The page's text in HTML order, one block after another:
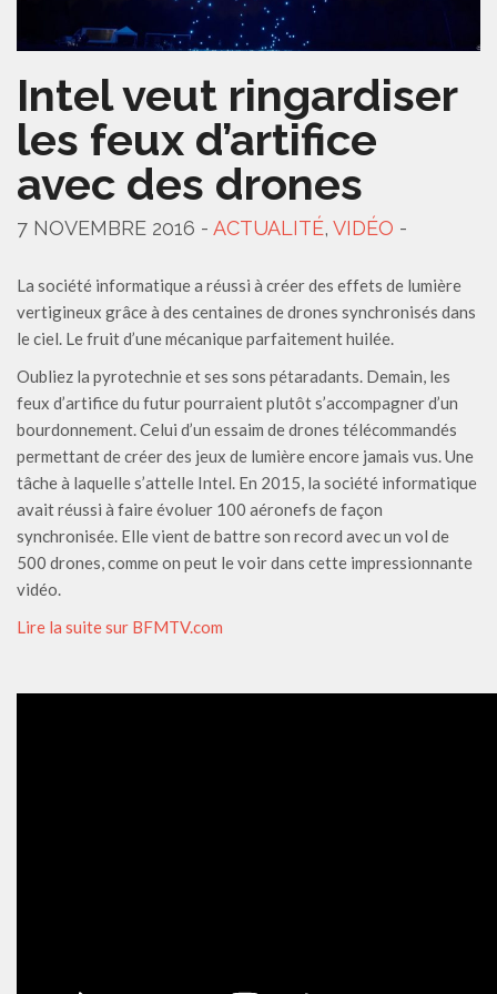
Intel veut ringardiser
les feux d’artifice
avec des drones
7 NOVEMBRE 2016 - ACTUALITÉ, VIDÉO -
La société informatique a réussi à créer des effets de lumière
vertigineux grâce à des centaines de drones synchronisés dans
le ciel. Le fruit d’une mécanique parfaitement huilée.
Oubliez la pyrotechnie et ses sons pétaradants. Demain, les
feux d’artifice du futur pourraient plutôt s’accompagner d’un
bourdonnement. Celui d’un essaim de drones télécommandés
permettant de créer des jeux de lumière encore jamais vus. Une
tâche à laquelle s’attelle Intel. En 2015, la société informatique
avait réussi à faire évoluer 100 aéronefs de façon
synchronisée. Elle vient de battre son record avec un vol de
500 drones, comme on peut le voir dans cette impressionnante
vidéo.
Lire la suite sur BFMTV.com